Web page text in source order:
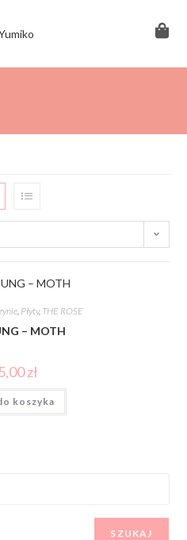
, Płyty, THE ROSE
– MOTH
zł
koszyka
SZUKAJ